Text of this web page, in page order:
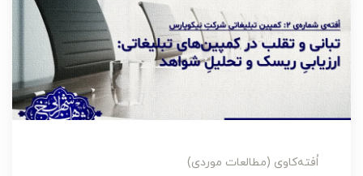
اُفته‌کاوی (مطالعات موردی)